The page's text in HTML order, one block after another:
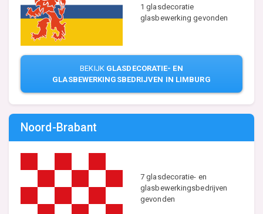
1 glasdecoratie
glasbewerking gevonden
BEKIJK GLASDECORATIE- EN
GLASBEWERKINGSBEDRIJVEN IN LIMBURG
Noord-Brabant
7 glasdecoratie- en
glasbewerkingsbedrijven
gevonden